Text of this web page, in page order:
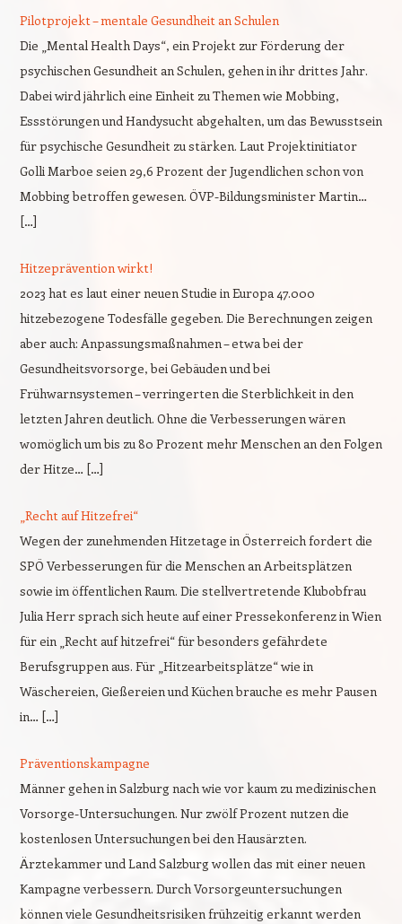
Pilotprojekt – mentale Gesundheit an Schulen
Die „Mental Health Days“, ein Projekt zur Förderung der
psychischen Gesundheit an Schulen, gehen in ihr drittes Jahr.
Dabei wird jährlich eine Einheit zu Themen wie Mobbing,
Essstörungen und Handysucht abgehalten, um das Bewusstsein
für psychische Gesundheit zu stärken. Laut Projektinitiator
Golli Marboe seien 29,6 Prozent der Jugendlichen schon von
Mobbing betroffen gewesen. ÖVP-Bildungsminister Martin…
[…]
Hitzeprävention wirkt!
2023 hat es laut einer neuen Studie in Europa 47.000
hitzebezogene Todesfälle gegeben. Die Berechnungen zeigen
aber auch: Anpassungsmaßnahmen – etwa bei der
Gesundheitsvorsorge, bei Gebäuden und bei
Frühwarnsystemen – verringerten die Sterblichkeit in den
letzten Jahren deutlich. Ohne die Verbesserungen wären
womöglich um bis zu 80 Prozent mehr Menschen an den Folgen
der Hitze… […]
„Recht auf Hitzefrei“
Wegen der zunehmenden Hitzetage in Österreich fordert die
SPÖ Verbesserungen für die Menschen an Arbeitsplätzen
sowie im öffentlichen Raum. Die stellvertretende Klubobfrau
Julia Herr sprach sich heute auf einer Pressekonferenz in Wien
für ein „Recht auf hitzefrei“ für besonders gefährdete
Berufsgruppen aus. Für „Hitzearbeitsplätze“ wie in
Wäschereien, Gießereien und Küchen brauche es mehr Pausen
in… […]
Präventionskampagne
Männer gehen in Salzburg nach wie vor kaum zu medizinischen
Vorsorge-Untersuchungen. Nur zwölf Prozent nutzen die
kostenlosen Untersuchungen bei den Hausärzten.
Ärztekammer und Land Salzburg wollen das mit einer neuen
Kampagne verbessern. Durch Vorsorgeuntersuchungen
können viele Gesundheitsrisiken frühzeitig erkannt werden